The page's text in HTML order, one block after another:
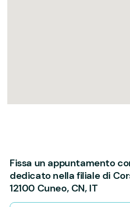
Fissa un appuntamento
dedicato nella filiale di
12100 Cuneo, CN, IT